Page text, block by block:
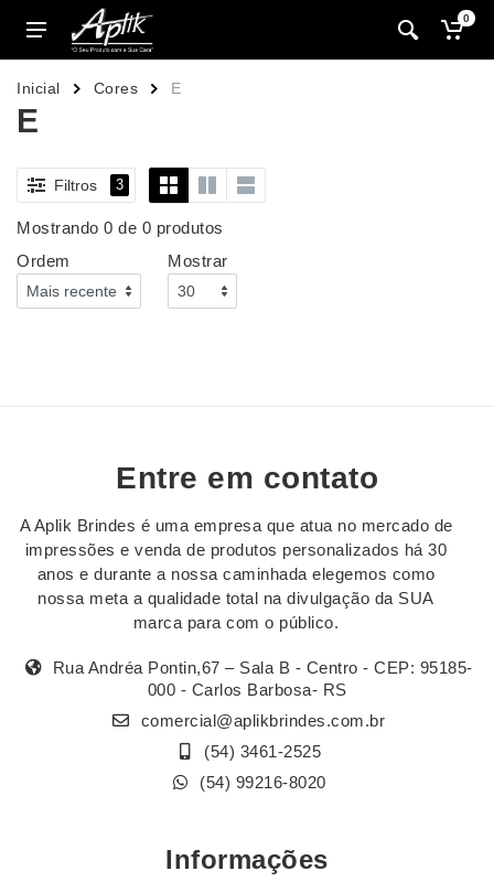
0
Inicial Cores E
E
Filtros 3
Mostrando 0 de 0 produtos
Ordem
Mostrar
Entre em contato
A Aplik Brindes é uma empresa que atua no mercado de
impressões e venda de produtos personalizados há 30
anos e durante a nossa caminhada elegemos como
nossa meta a qualidade total na divulgação da SUA
marca para com o público.
Rua Andréa Pontin,67 – Sala B - Centro - CEP: 95185-
000 - Carlos Barbosa- RS
comercial@aplikbrindes.com.br
(54) 3461-2525
(54) 99216-8020
Informações